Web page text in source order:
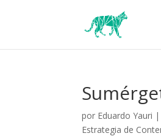
por Eduardo Yauri |
Estrategia de